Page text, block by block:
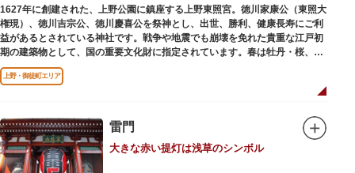
敷地内にはレストランやミュージアムショップのほか緑豊かな庭園も。季節
ごとの彩りを感じながらゆったりと散策するのもおすすめです。
1627年に創建された、上野公園に鎮座する上野東照宮。徳川家康公（東照大
権現）、徳川吉宗公、徳川慶喜公を祭神とし、出世、勝利、健康長寿にご利
益があるとされている神社です。戦争や地震でも崩壊を免れた貴重な江戸初
期の建築物として、国の重要文化財に指定されています。春は牡丹・桜、秋
は紅葉やダリア展、お正月は初詣や冬ぼたん鑑賞の地として、年間を通して
国内外からの参拝者で賑わうスポットです。
軍・徳川家光公が、日光東照宮までお参りに行けない江戸の人々のために建
てられたそう。社殿内部は文化財保護のため通常は非公開ですが、特別公開
が実施されることもあるので、拝観を申し込んでみてはいかがでしょうか。
授与所では、期間・数量限定のお守りや御朱印も授与されているので要チェ
上野・御徒町エリア
雷門
大きな赤い提灯は浅草のシンボル